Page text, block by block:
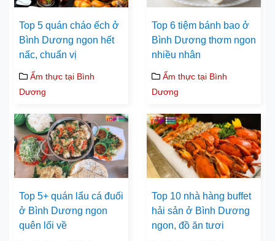
Top 5 quán cháo ếch ở
Bình Dương ngon hết
nấc, chuẩn vị
Ẩm thực tại Bình
Dương
Top 6 tiệm bánh bao ở
Bình Dương thơm ngon
nhiều nhân
Ẩm thực tại Bình
Dương
Top 5+ quán lẩu cá đuối
ở Bình Dương ngon
quên lối về
Top 10 nhà hàng buffet
hải sản ở Bình Dương
ngon, đồ ăn tươi